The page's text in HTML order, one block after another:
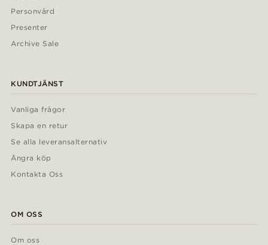
Personvård
Presenter
Archive Sale
KUNDTJÄNST
Vanliga frågor
Skapa en retur
Se alla leveransalternativ
Ångra köp
Kontakta Oss
OM OSS
Om oss